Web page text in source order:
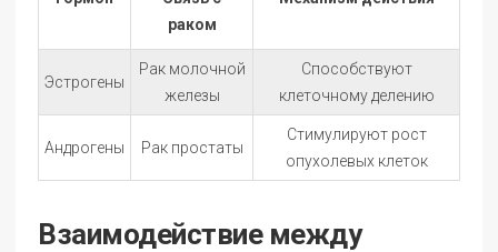
раком
Эстрогены
Рак молочной
железы
Способствуют
клеточному делению
Андрогены Рак простаты
Стимулируют рост
опухолевых клеток
Взаимодействие между